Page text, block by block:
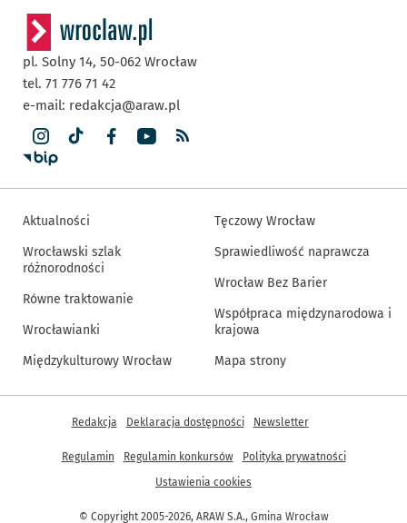
pl. Solny 14, 50-062 Wrocław
tel. 71 776 71 42
e-mail: redakcja@araw.pl
Aktualności
Wrocławski szlak
różnorodności
Równe traktowanie
Wrocławianki
Międzykulturowy Wrocław
Tęczowy Wrocław
Sprawiedliwość naprawcza
Wrocław Bez Barier
Współpraca międzynarodowa i
krajowa
Mapa strony
© Copyright 2005-2026, ARAW S.A., Gmina Wrocław
Inne informacje
Redakcja Deklaracja dostępności Newsletter
Regulamin Regulamin konkursów
Polityka prywatności
Ustawienia cookies